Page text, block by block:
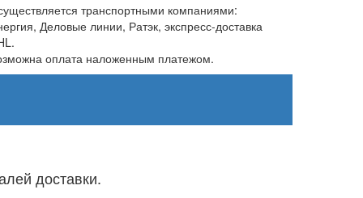
транспортными компаниями:
Деловые линии, Ратэк, экспресс-доставка
оплата наложенным платежом.
доставки.